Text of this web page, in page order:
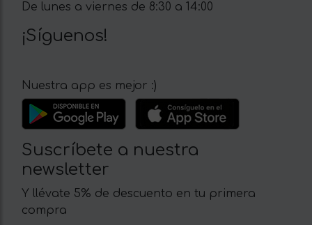
De lunes a viernes de 8:30 a 14:00
¡Síguenos!
Nuestra app es mejor :)
Suscríbete a nuestra
newsletter
Y llévate 5% de descuento en tu primera
compra